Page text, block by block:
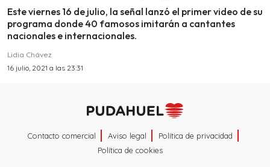
Este viernes 16 de julio, la señal lanzó el primer video de su
programa donde 40 famosos imitarán a cantantes
nacionales e internacionales.
Lidia Chávez
16 julio, 2021 a las 23:31
Contacto comercial Aviso legal
Política de privacidad
Política de cookies